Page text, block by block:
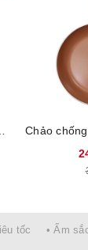
tốc • Ấm